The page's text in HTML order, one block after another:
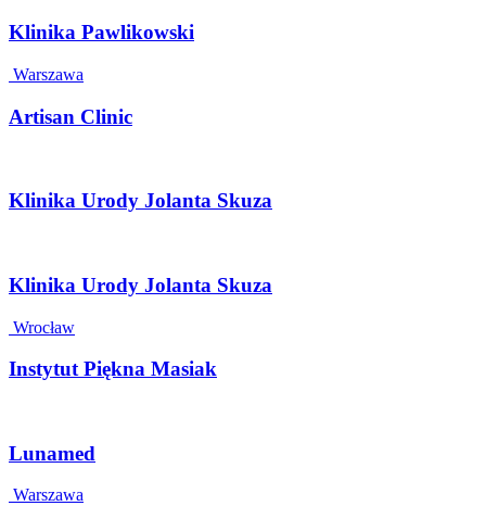
Klinika Pawlikowski
Warszawa
Artisan Clinic
Klinika Urody Jolanta Skuza
Klinika Urody Jolanta Skuza
Wrocław
Instytut Piękna Masiak
Lunamed
Warszawa